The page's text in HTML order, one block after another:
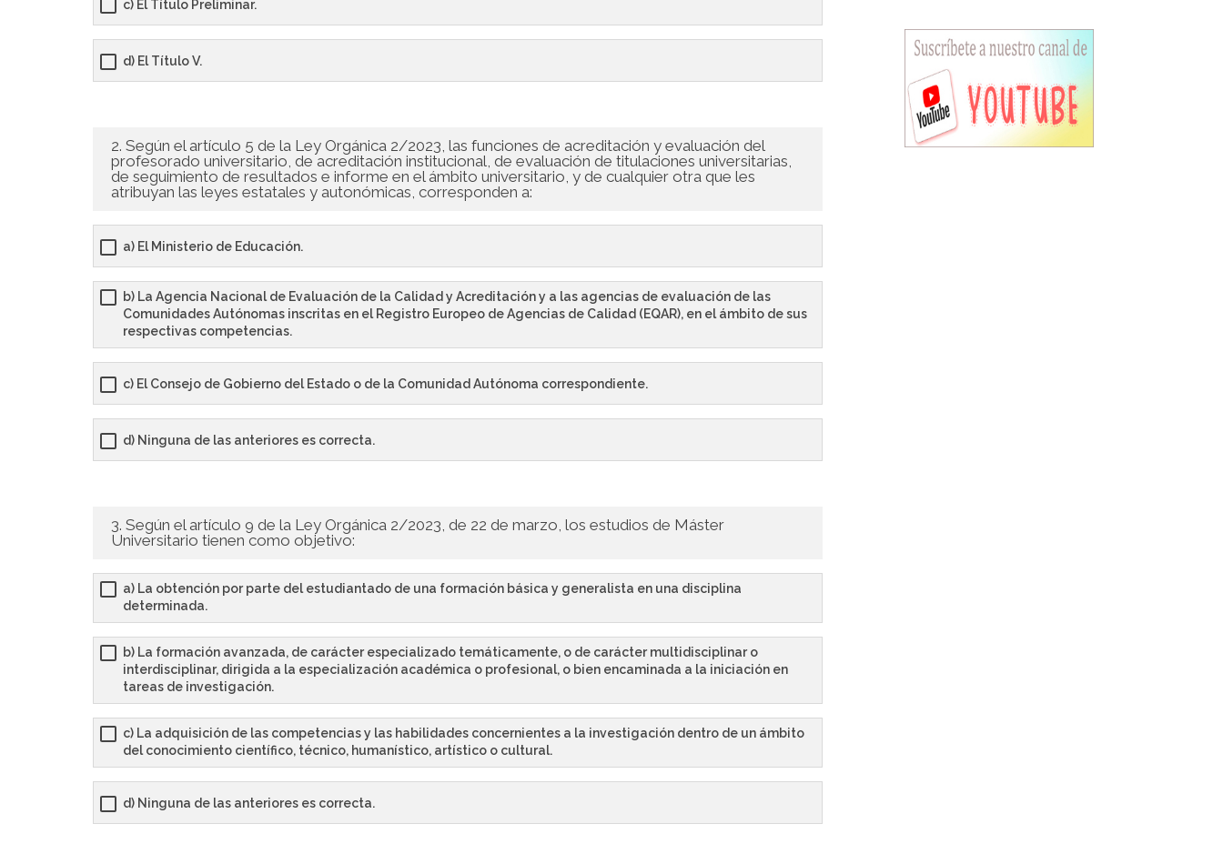
c) El Título Preliminar.
d) El Título V.
2. Según el artículo 5 de la Ley Orgánica 2/2023, las funciones de acreditación y evaluación del
profesorado universitario, de acreditación institucional, de evaluación de titulaciones universitarias,
de seguimiento de resultados e informe en el ámbito universitario, y de cualquier otra que les
atribuyan las leyes estatales y autonómicas, corresponden a:
a) El Ministerio de Educación.
b) La Agencia Nacional de Evaluación de la Calidad y Acreditación y a las agencias de evaluación de las
Comunidades Autónomas inscritas en el Registro Europeo de Agencias de Calidad (EQAR), en el ámbito de sus
respectivas competencias.
c) El Consejo de Gobierno del Estado o de la Comunidad Autónoma correspondiente.
d) Ninguna de las anteriores es correcta.
3. Según el artículo 9 de la Ley Orgánica 2/2023, de 22 de marzo, los estudios de Máster
Universitario tienen como objetivo:
a) La obtención por parte del estudiantado de una formación básica y generalista en una disciplina
determinada.
b) La formación avanzada, de carácter especializado temáticamente, o de carácter multidisciplinar o
interdisciplinar, dirigida a la especialización académica o profesional, o bien encaminada a la iniciación en
tareas de investigación.
c) La adquisición de las competencias y las habilidades concernientes a la investigación dentro de un ámbito
del conocimiento científico, técnico, humanístico, artístico o cultural.
d) Ninguna de las anteriores es correcta.